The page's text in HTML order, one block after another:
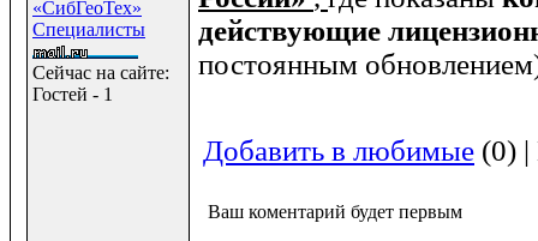
«СибГеоТех»
Специалисты
Сейчас на сайте:
Гостей - 1
действующие
постоянным
Добавить в любимые (0)
Ваш коментарий будет первым